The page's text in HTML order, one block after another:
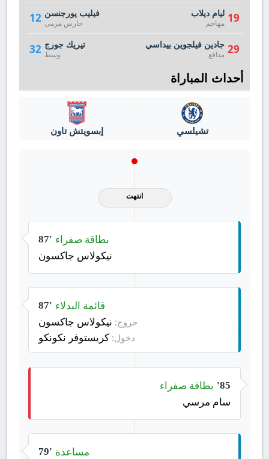
12 فيليب يورجنسن
حارس مرمى
32 تيريك جورج
وسط
19 ليام ديلاب
مهاجم
29 جادين فيلجوين بيداسي
مدافع
أحداث المباراة
تشيلسي إبسويتش تاون
انتهت
87' بطاقة صفراء
نيكولاس جاكسون
87' قائمة البدلاء
خروج: نيكولاس جاكسون
دخول: كريستوفر نكونكو
85' بطاقة صفراء
سام مرسي
79' مساعدة